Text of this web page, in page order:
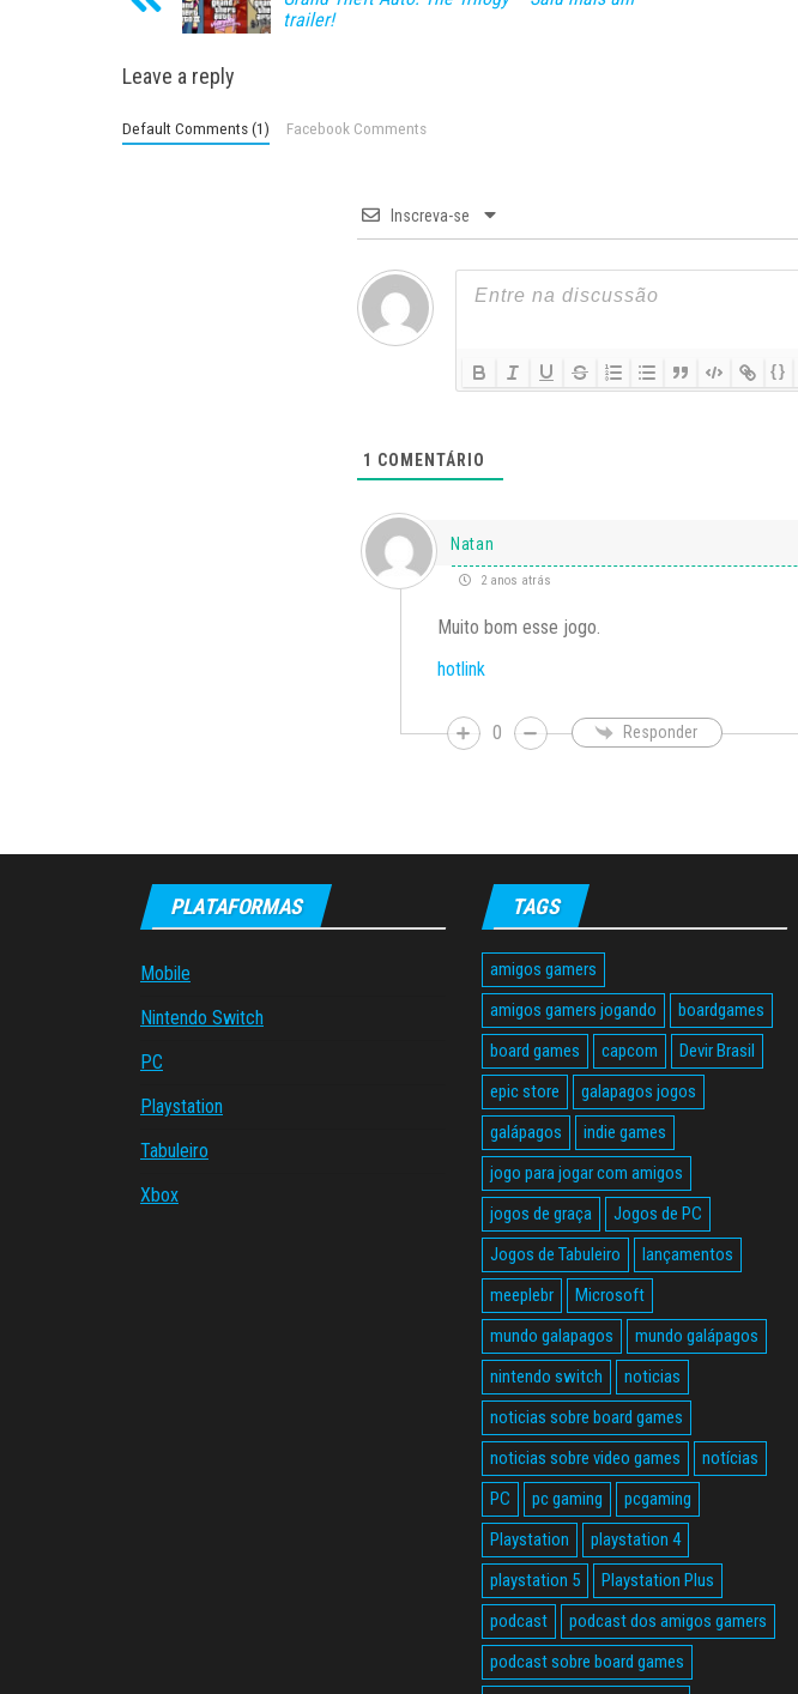
trailer!
Leave a reply
Default Comments (1) Facebook Comments
Inscreva-se
{}
1 COMENTÁRIO
Natan
2 anos atrás
Muito bom esse jogo.
hotlink
0 Responder
PLATAFORMAS
Mobile
Nintendo Switch
PC
Playstation
Tabuleiro
Xbox
TAGS
amigos gamers
amigos gamers jogando
boardgames
board games
capcom
Devir Brasil
epic store
galapagos jogos
galápagos
indie games
jogo para jogar com amigos
jogos de graça
Jogos de PC
Jogos de Tabuleiro
lançamentos
meeplebr
Microsoft
mundo galapagos
mundo galápagos
nintendo switch
noticias
noticias sobre board games
noticias sobre video games
notícias
PC
pc gaming
pcgaming
Playstation
playstation 4
playstation 5
Playstation Plus
podcast
podcast dos amigos gamers
podcast sobre board games